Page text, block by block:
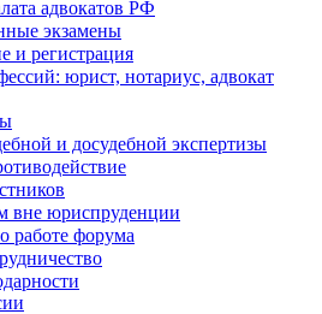
адвокатов РФ
экзамены
и регистрация
юрист, нотариус, адвокат
и досудебной экспертизы
юриспруденции
форума